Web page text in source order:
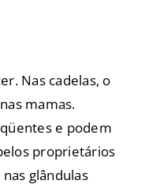
Nas cadelas, o
mamas.
e podem
proprietários
glândulas